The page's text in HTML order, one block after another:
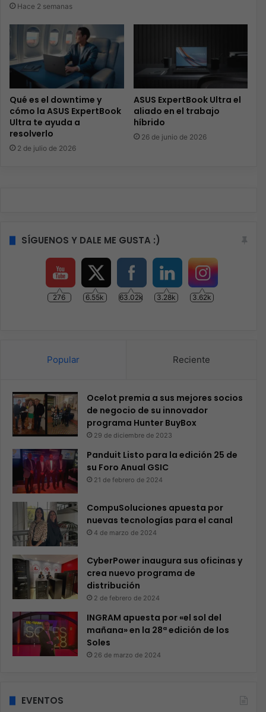
Hace 2 semanas
Qué es el downtime y
cómo la ASUS ExpertBook
Ultra te ayuda a
resolverlo
2 de julio de 2026
ASUS ExpertBook Ultra el
aliado en el trabajo
híbrido
26 de junio de 2026
SÍGUENOS Y DALE ME GUSTA :)
276 6.55k 63.02k 3.28k 3.62k
Popular Reciente
Ocelot premia a sus mejores socios
de negocio de su innovador
programa Hunter BuyBox
29 de diciembre de 2023
Panduit Listo para la edición 25 de
su Foro Anual GSIC
21 de febrero de 2024
CompuSoluciones apuesta por
nuevas tecnologías para el canal
4 de marzo de 2024
CyberPower inaugura sus oficinas y
crea nuevo programa de
distribución
2 de febrero de 2024
INGRAM apuesta por «el sol del
mañana» en la 28ª edición de los
Soles
26 de marzo de 2024
EVENTOS